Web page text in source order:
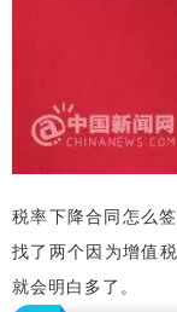
税率下降合同怎么
找了两个因为增值
就会明白多了。